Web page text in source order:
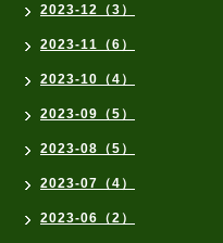
2023-12（3）
2023-11（6）
2023-10（4）
2023-09（5）
2023-08（5）
2023-07（4）
2023-06（2）